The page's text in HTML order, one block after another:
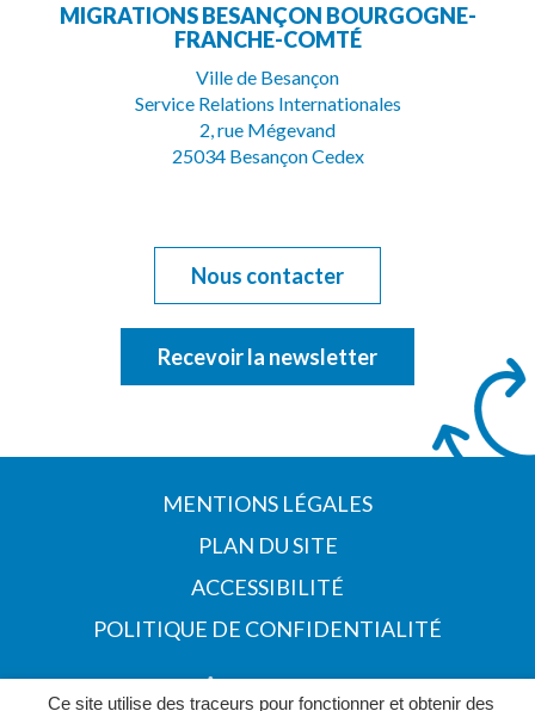
Ce site utilise des traceurs pour fonctionner et obtenir des
le
compte
Facebook
la
Youtube
MIGRATIONS BESANÇON BOURGOGNE-
FRANCHE-COMTÉ
Ville de Besançon
Service Relations Internationales
2, rue Mégevand
25034 Besançon Cedex
Nous contacter
Recevoir la newsletter
MENTIONS LÉGALES
PLAN DU SITE
ACCESSIBILITÉ
POLITIQUE DE CONFIDENTIALITÉ